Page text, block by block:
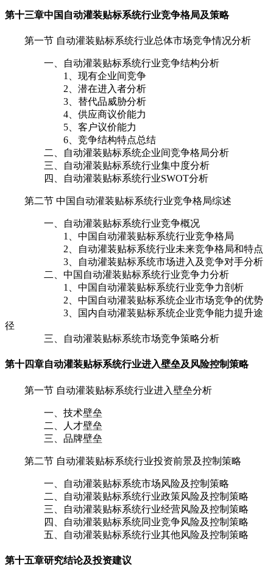
第十三章中国自动灌装贴标系统行业竞争格局及策略
第一节 自动灌装贴标系统行业总体市场竞争情况分析
一、自动灌装贴标系统行业竞争结构分析
1、现有企业间竞争
2、潜在进入者分析
3、替代品威胁分析
4、供应商议价能力
5、客户议价能力
6、竞争结构特点总结
二、自动灌装贴标系统企业间竞争格局分析
三、自动灌装贴标系统行业集中度分析
四、自动灌装贴标系统行业SWOT分析
第二节 中国自动灌装贴标系统行业竞争格局综述
一、自动灌装贴标系统行业竞争概况
1、中国自动灌装贴标系统行业竞争格局
2、自动灌装贴标系统行业未来竞争格局和特点
3、自动灌装贴标系统市场进入及竞争对手分析
二、中国自动灌装贴标系统行业竞争力分析
1、中国自动灌装贴标系统行业竞争力剖析
2、中国自动灌装贴标系统企业市场竞争的优势
3、国内自动灌装贴标系统企业竞争能力提升途
径
三、自动灌装贴标系统市场竞争策略分析
第十四章自动灌装贴标系统行业进入壁垒及风险控制策略
第一节 自动灌装贴标系统行业进入壁垒分析
一、技术壁垒
二、人才壁垒
三、品牌壁垒
第二节 自动灌装贴标系统行业投资前景及控制策略
一、自动灌装贴标系统市场风险及控制策略
二、自动灌装贴标系统行业政策风险及控制策略
三、自动灌装贴标系统行业经营风险及控制策略
四、自动灌装贴标系统同业竞争风险及控制策略
五、自动灌装贴标系统行业其他风险及控制策略
第十五章研究结论及投资建议